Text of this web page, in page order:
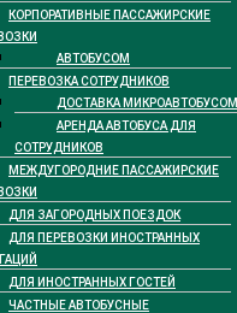
КОРПОРАТИВНЫЕ ПАССАЖИРСКИЕ
АВТОБУСОМ
ПЕРЕВОЗКА СОТРУДНИКОВ
ДОСТАВКА МИКРОАВТОБУСОМ
АРЕНДА АВТОБУСА ДЛЯ
СОТРУДНИКОВ
МЕЖДУГОРОДНИЕ ПАССАЖИРСКИЕ
ДЛЯ ЗАГОРОДНЫХ ПОЕЗДОК
ДЛЯ ПЕРЕВОЗКИ ИНОСТРАННЫХ
ДЛЯ ИНОСТРАННЫХ ГОСТЕЙ
ЧАСТНЫЕ АВТОБУСНЫЕ